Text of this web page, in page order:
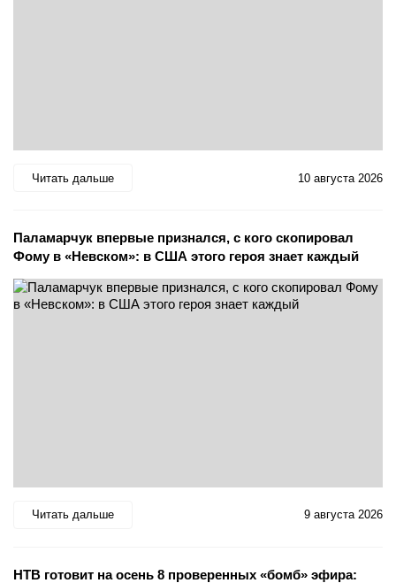
Читать дальше 10 августа 2026
Паламарчук впервые признался, с кого скопировал
Фому в «Невском»: в США этого героя знает каждый
Читать дальше 9 августа 2026
НТВ готовит на осень 8 проверенных «бомб» эфира: